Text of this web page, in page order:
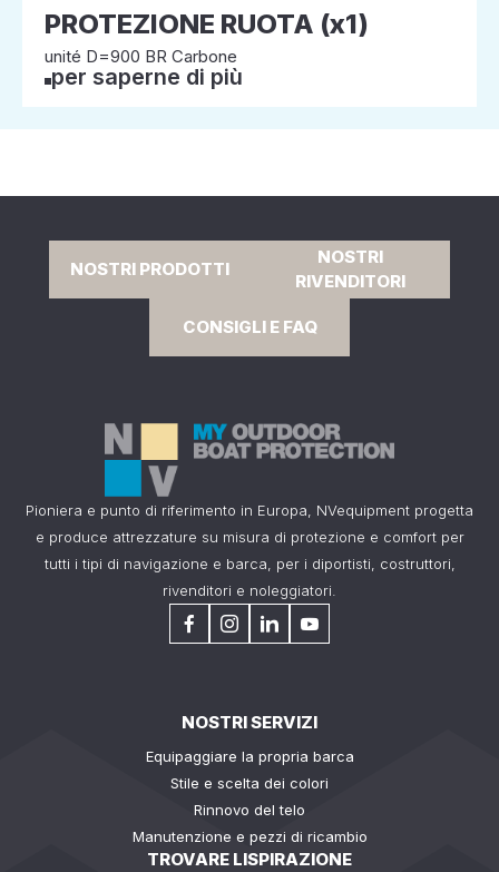
PROTEZIONE RUOTA (x1)
unité D=900 BR Carbone
per saperne di più
NOSTRI PRODOTTI
NOSTRI
RIVENDITORI
CONSIGLI E FAQ
Pioniera e punto di riferimento in Europa, NVequipment progetta
e produce attrezzature su misura di protezione e comfort per
tutti i tipi di navigazione e barca, per i diportisti, costruttori,
rivenditori e noleggiatori.
NOSTRI SERVIZI
Equipaggiare la propria barca
Stile e scelta dei colori
Rinnovo del telo
Manutenzione e pezzi di ricambio
TROVARE LISPIRAZIONE